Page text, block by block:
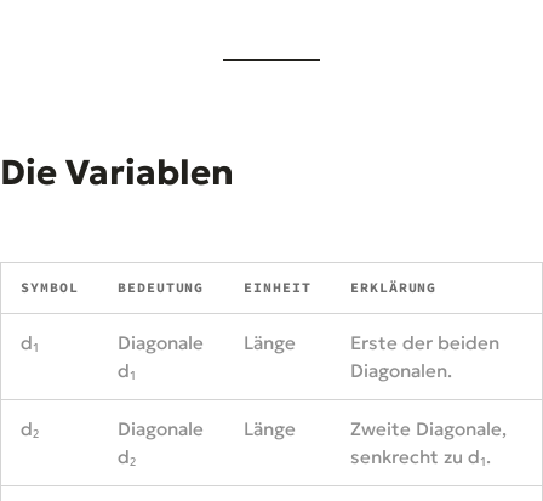
Die Variablen
SYMBOL BEDEUTUNG EINHEIT ERKLÄRUNG
d₁
Diagonale
d₁
Länge
Erste der beiden
Diagonalen.
d₂
Diagonale
d₂
Länge
Zweite Diagonale,
senkrecht zu d₁.